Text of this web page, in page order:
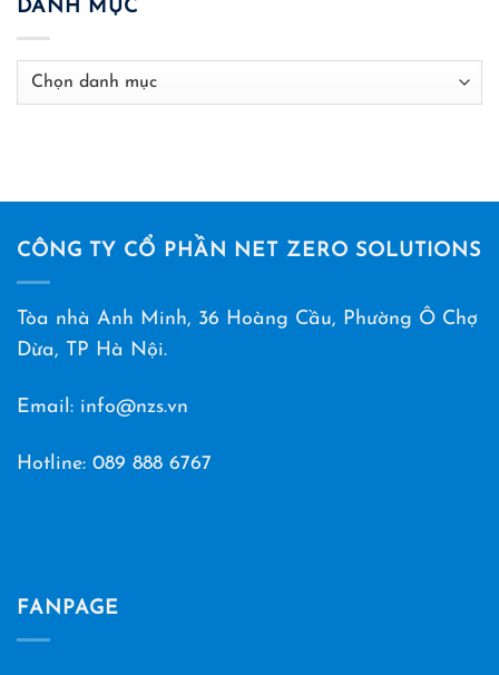
DANH MỤC
Danh
mục
CÔNG TY CỔ PHẦN NET ZERO SOLUTIONS
Tòa nhà Anh Minh, 36 Hoàng Cầu, Phường Ô Chợ
Dừa, TP Hà Nội.
Email: info@nzs.vn
Hotline: 089 888 6767
FANPAGE